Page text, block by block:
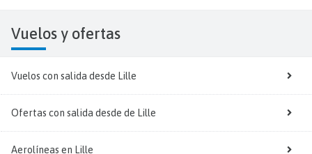
Vuelos y ofertas
Vuelos con salida desde Lille
Ofertas con salida desde de Lille
Aerolíneas en Lille